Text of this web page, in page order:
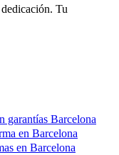
Tu
garantías Barcelona
en Barcelona
en Barcelona